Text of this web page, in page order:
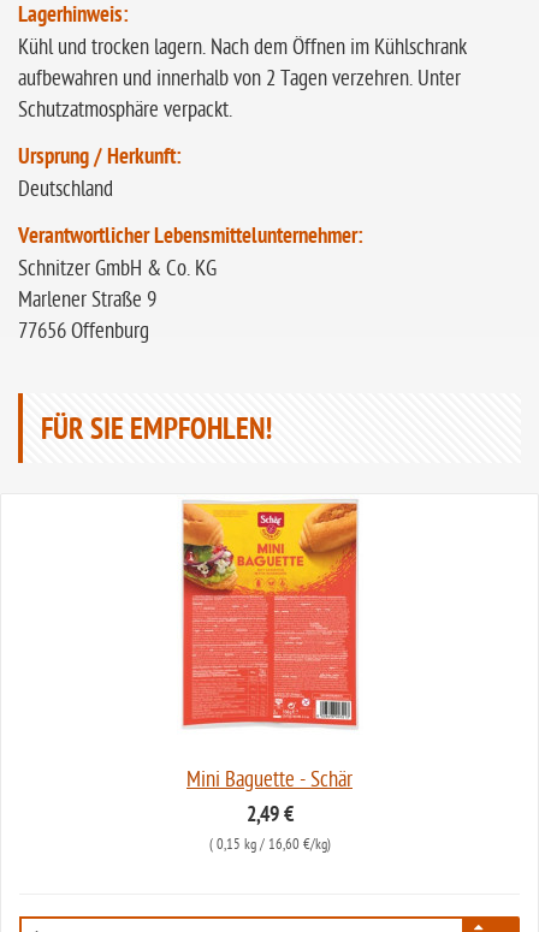
Lagerhinweis:
Kühl und trocken lagern. Nach dem Öffnen im Kühlschrank
aufbewahren und innerhalb von 2 Tagen verzehren. Unter
Schutzatmosphäre verpackt.
Ursprung / Herkunft:
Deutschland
Verantwortlicher Lebensmittelunternehmer:
Schnitzer GmbH & Co. KG
Marlener Straße 9
77656 Offenburg
FÜR SIE EMPFOHLEN!
Mini Baguette - Schär
2,49 €
( 0,15 kg/ 16,60 €/kg)